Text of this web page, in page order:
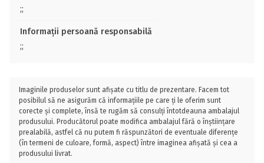
;;
Informații persoană responsabilă
;;
Imaginile produselor sunt afișate cu titlu de prezentare. Facem tot
posibilul să ne asigurăm că informațiile pe care ți le oferim sunt
corecte și complete, însă te rugăm să consulți întotdeauna ambalajul
produsului. Producătorul poate modifica ambalajul fără o înștiințare
prealabilă, astfel că nu putem fi răspunzători de eventuale diferențe
(în termeni de culoare, formă, aspect) între imaginea afișată și cea a
produsului livrat.